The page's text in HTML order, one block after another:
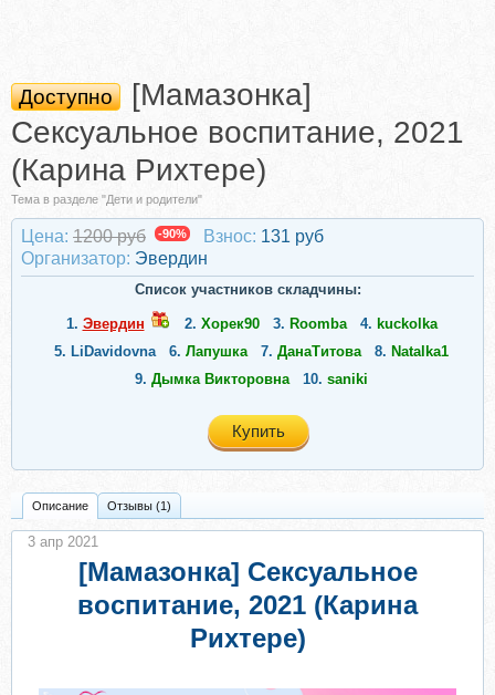
Доступно
[Мамазонка]
Сексуальное воспитание, 2021
(Карина Рихтере)
Тема в разделе "Дети и родители"
Цена: 1200 руб -90% Взнос: 131 руб
Организатор: Эвердин
Список участников складчины:
1. Эвердин 2. Хорек90 3. Roomba 4. kuckolka
5. LiDavidovna 6. Лапушка 7. ДанаТитова 8. Natalka1
9. Дымка Викторовна 10. saniki
Купить
Описание Отзывы (1)
[Мамазонка] Сексуальное
воспитание, 2021 (Карина
Рихтере)
3 апр 2021